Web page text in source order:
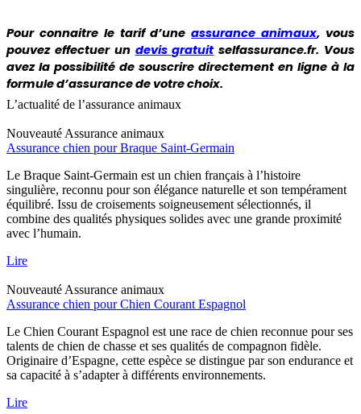
Pour connaitre le tarif d’uneassurance animaux, vous
pouvez effectuer un devis gratuit selfassurance.fr. Vous
avez la possibilité de souscrire directement en ligne à la
formule d’assurance de votre choix.
L’actualité de l’assurance animaux
Nouveauté Assurance animaux
Assurance chien pour Braque Saint-Germain
Le Braque Saint-Germain est un chien français à l’histoire
singulière, reconnu pour son élégance naturelle et son tempérament
équilibré. Issu de croisements soigneusement sélectionnés, il
combine des qualités physiques solides avec une grande proximité
avec l’humain.
Lire
Nouveauté Assurance animaux
Assurance chien pour Chien Courant Espagnol
Le Chien Courant Espagnol est une race de chien reconnue pour ses
talents de chien de chasse et ses qualités de compagnon fidèle.
Originaire d’Espagne, cette espèce se distingue par son endurance et
sa capacité à s’adapter à différents environnements.
Lire